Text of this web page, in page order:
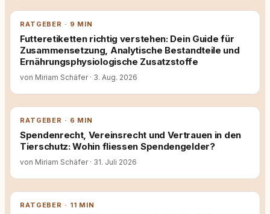
RATGEBER · 9 MIN
Futteretiketten richtig verstehen: Dein Guide für
Zusammensetzung, Analytische Bestandteile und
Ernährungsphysiologische Zusatzstoffe
von Miriam Schäfer · 3. Aug. 2026
RATGEBER · 6 MIN
Spendenrecht, Vereinsrecht und Vertrauen in den
Tierschutz: Wohin fliessen Spendengelder?
von Miriam Schäfer · 31. Juli 2026
RATGEBER · 11 MIN